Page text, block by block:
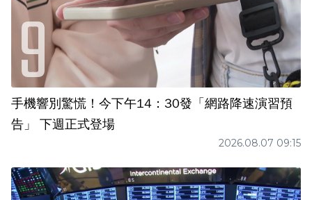
手機響別驚慌！今下午14：30發「網路降速演習預
告」 下週正式登場
2026.08.07 09:15